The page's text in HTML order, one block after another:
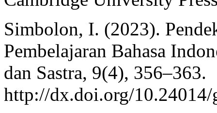
Simbolon, I. (2023).
Pembelajaran Bahasa
dan Sastra, 9(4), 356–363.
http://dx.doi.org/